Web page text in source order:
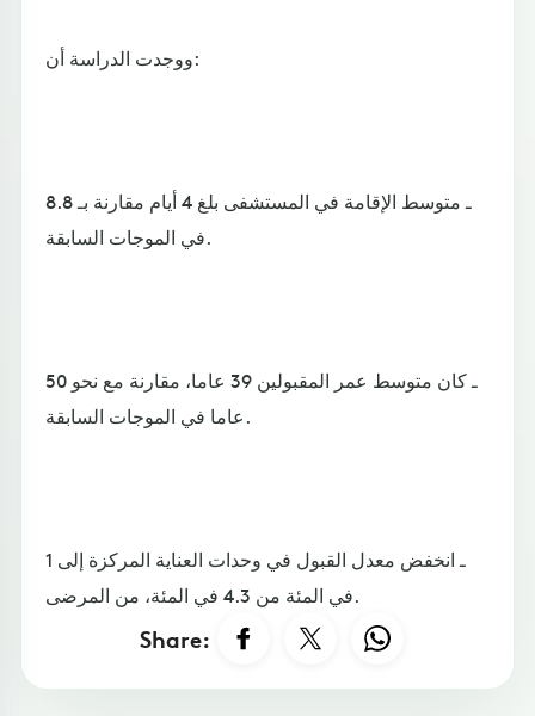
ووجدت الدراسة أن:
ـ متوسط الإقامة في المستشفى بلغ 4 أيام مقارنة بـ 8.8
في الموجات السابقة.
ـ كان متوسط ​​عمر المقبولين 39 عاما، مقارنة مع نحو 50
عاما في الموجات السابقة.
ـ انخفض معدل القبول في وحدات العناية المركزة إلى 1
في المئة من 4.3 في المئة، من المرضى.
Share: